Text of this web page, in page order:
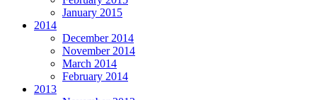
January 2015
2014
December 2014
November 2014
March 2014
February 2014
2013